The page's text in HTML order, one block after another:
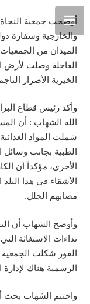
أوضحت جمعية النجاة
والخارجية وسفارة
الميدان من الجمعيات
العاجلة وصلت لأرض
الخيرية الأضرار
وأكد رئيس قطاع
الله الشهاب : أن
شملت المواد
الطبية بجانب وسائل
الأخرى، مؤكداً أن
الأشقاء في هذا
مصابهم الجلل.
وأوضح الشهاب أن
نداءات الاستغاثة
الفور شكلت الجمعية
الرسمية هناك لإدارة
واختتم الشهاب بحث